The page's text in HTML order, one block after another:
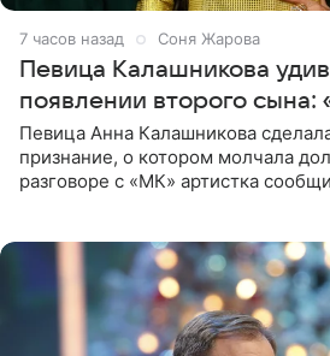
7 часов назад Соня Жарова
Певица Калашникова
появлении второго сына:
Певица Анна Калашникова
признание, о котором молчала
разговоре с «МК» артистка